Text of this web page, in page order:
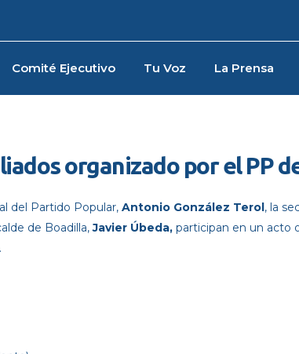
Comité Ejecutivo Tu Voz La Prensa
organizado por el PP
del Partido Popular, Antonio González Terol, la
de Boadilla,Javier Úbeda, participan en un acto